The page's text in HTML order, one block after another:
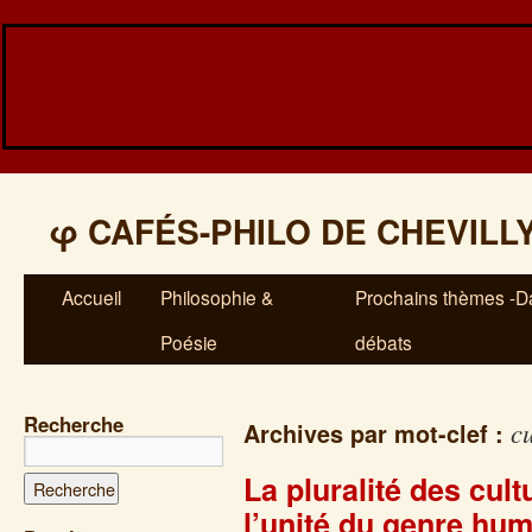
φ CAFÉS-PHILO DE
Accueil
Philosophie &
Poésie
Prochains thèmes -
débats
Recherche Archives par mot-clef :
La pluralité des